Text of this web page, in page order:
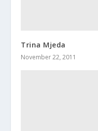
Trina Mjeda
November 22, 2011